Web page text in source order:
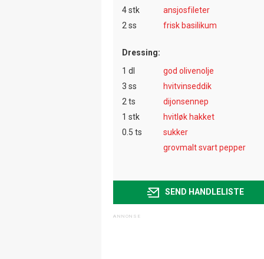
4 stk
ansjosfileter
2 ss
frisk basilikum
Dressing:
1 dl
god olivenolje
3 ss
hvitvinseddik
2 ts
dijonsennep
1 stk
hvitløk hakket
0.5 ts
sukker
grovmalt svart pepper
SEND HANDLELISTE